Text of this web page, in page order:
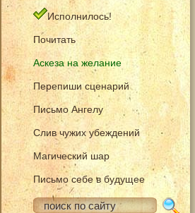
Исполнилось!
Почитать
Аскеза на желание
Перепиши сценарий
Письмо Ангелу
Слив чужих убеждений
Магический шар
Письмо себе в будущее